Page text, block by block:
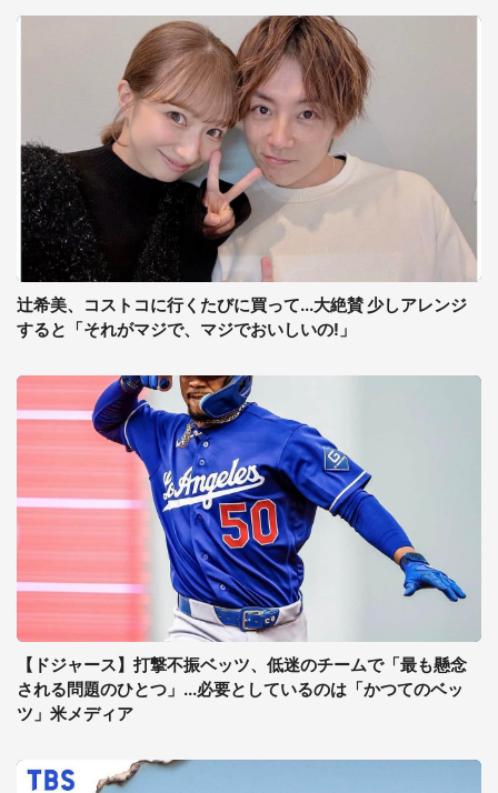
辻希美、コストコに行くたびに買って...大絶賛 少しアレンジ
すると「それがマジで、マジでおいしいの!」
【ドジャース】打撃不振ベッツ、低迷のチームで「最も懸念
される問題のひとつ」...必要としているのは「かつてのベッ
ツ」米メディア